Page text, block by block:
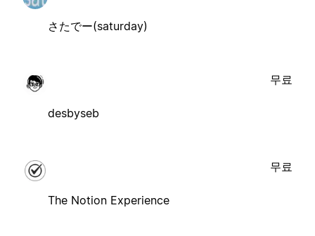
さたでー(saturday)
desbyseb
무료
The Notion Experience
무료